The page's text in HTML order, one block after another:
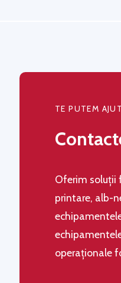
TE PUTEM
Oferim soluţii
printare, alb-
operaţionale